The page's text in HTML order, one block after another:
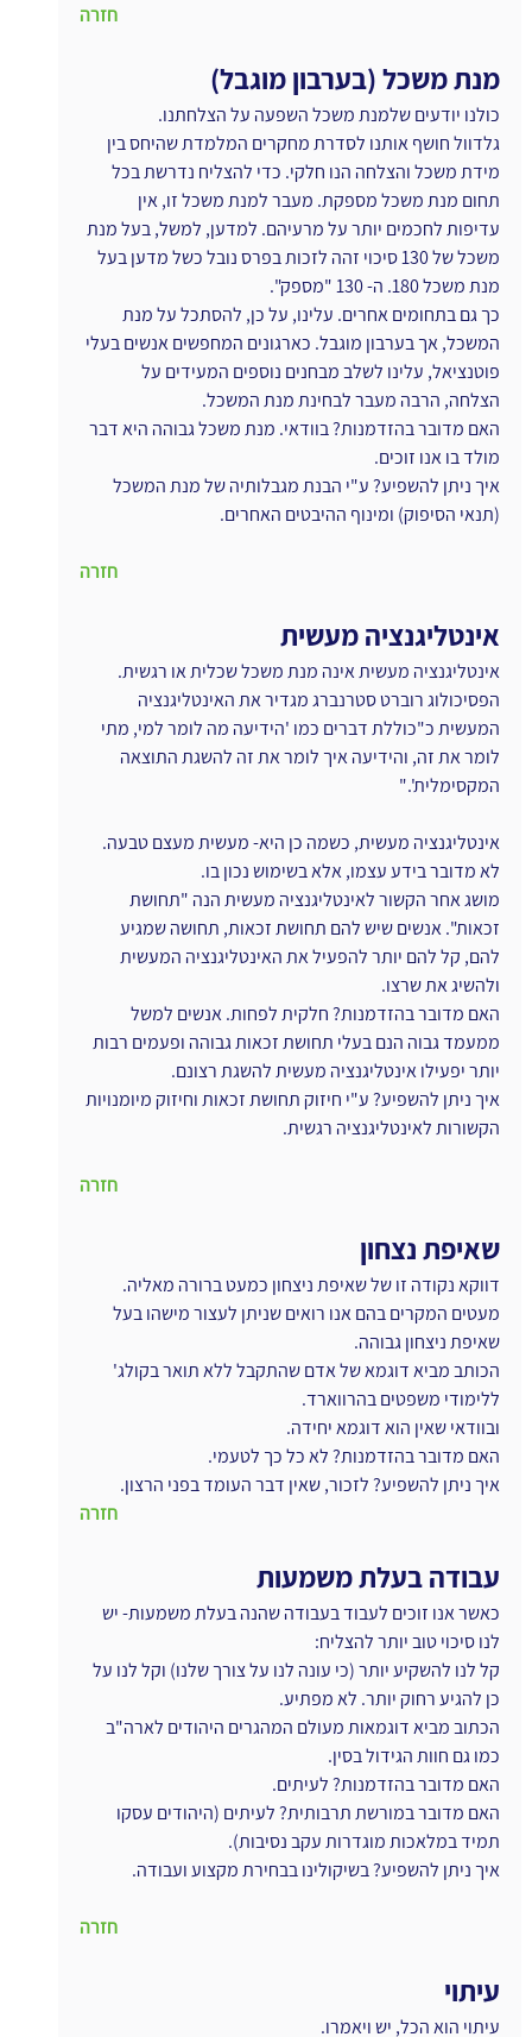
חזרה
מנת משכל (בערבון מוגבל)
כולנו יודעים שלמנת משכל השפעה על הצלחתנו.
גלדוול חושף אותנו לסדרת מחקרים המלמדת שהיחס בין
מידת משכל והצלחה הנו חלקי. כדי להצליח נדרשת בכל
תחום מנת משכל מספקת. מעבר למנת משכל זו, אין
עדיפות לחכמים יותר על מרעיהם. למדען, למשל, בעל מנת
משכל של 130 סיכוי זהה לזכות בפרס נובל כשל מדען בעל
מנת משכל 180. ה- 130 "מספק".
כך גם בתחומים אחרים. עלינו, על כן, להסתכל על מנת
המשכל, אך בערבון מוגבל. כארגונים המחפשים אנשים בעלי
פוטנציאל, עלינו לשלב מבחנים נוספים המעידים על
הצלחה, הרבה מעבר לבחינת מנת המשכל.
האם מדובר בהזדמנות? בוודאי. מנת משכל גבוהה היא דבר
מולד בו אנו זוכים.
איך ניתן להשפיע? ע"י הבנת מגבלותיה של מנת המשכל
(תנאי הסיפוק) ומינוף ההיבטים האחרים.
חזרה
אינטליגנציה מעשית
אינטליגנציה מעשית אינה מנת משכל שכלית או רגשית.
הפסיכולוג רוברט סטרנברג מגדיר את האינטליגנציה
המעשית כ"כוללת דברים כמו 'הידיעה מה לומר למי, מתי
לומר את זה, והידיעה איך לומר את זה להשגת התוצאה
המקסימלית'."
אינטליגנציה מעשית, כשמה כן היא- מעשית מעצם טבעה.
לא מדובר בידע עצמו, אלא בשימוש נכון בו.
מושג אחר הקשור לאינטליגנציה מעשית הנה "תחושת
זכאות". אנשים שיש להם תחושת זכאות, תחושה שמגיע
להם, קל להם יותר להפעיל את האינטליגנציה המעשית
ולהשיג את שרצו.
האם מדובר בהזדמנות? חלקית לפחות. אנשים למשל
ממעמד גבוה הנם בעלי תחושת זכאות גבוהה ופעמים רבות
יותר יפעילו אינטליגנציה מעשית להשגת רצונם.
איך ניתן להשפיע? ע"י חיזוק תחושת זכאות וחיזוק מיומנויות
הקשורות לאינטליגנציה רגשית.
חזרה
שאיפת נצחון
דווקא נקודה זו של שאיפת ניצחון כמעט ברורה מאליה.
מעטים המקרים בהם אנו רואים שניתן לעצור מישהו בעל
שאיפת ניצחון גבוהה.
הכותב מביא דוגמא של אדם שהתקבל ללא תואר בקולג'
ללימודי משפטים בהרווארד.
ובוודאי שאין הוא דוגמא יחידה.
האם מדובר בהזדמנות? לא כל כך לטעמי.
איך ניתן להשפיע? לזכור, שאין דבר העומד בפני הרצון.
חזרה
עבודה בעלת משמעות
כאשר אנו זוכים לעבוד בעבודה שהנה בעלת משמעות- יש
לנו סיכוי טוב יותר להצליח:
קל לנו להשקיע יותר (כי עונה לנו על צורך שלנו) וקל לנו על
כן להגיע רחוק יותר. לא מפתיע.
הכתוב מביא דוגמאות מעולם המהגרים היהודים לארה"ב
כמו גם חוות הגידול בסין.
האם מדובר בהזדמנות? לעיתים.
האם מדובר במורשת תרבותית? לעיתים (היהודים עסקו
תמיד במלאכות מוגדרות עקב נסיבות).
איך ניתן להשפיע? בשיקולינו בבחירת מקצוע ועבודה.
חזרה
עיתוי
עיתוי הוא הכל, יש ויאמרו.